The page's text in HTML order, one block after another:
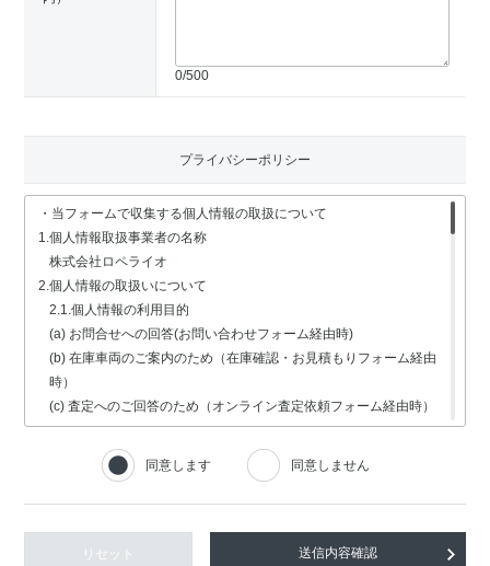
0/500
プライバシーポリシー
・当フォームで収集する個人情報の取扱について
1.個人情報取扱事業者の名称
株式会社ロペライオ
2.個人情報の取扱いについて
2.1.個人情報の利用目的
(a) お問合せへの回答(お問い合わせフォーム経由時)
(b) 在庫車両のご案内のため（在庫確認・お見積もりフォーム経由
時）
(c) 査定へのご回答のため（オンライン査定依頼フォーム経由時）
(d) 車検・修理関連の回答のため（車検・修理の受付フォーム経由
(e) 採用選考業務（採用情報フォーム経由時）
2.2.個人情報の取扱いの委託
情報の安全管理が図られるよう、充分な保護水準を備えている委託
同意します 同意しません
リセット